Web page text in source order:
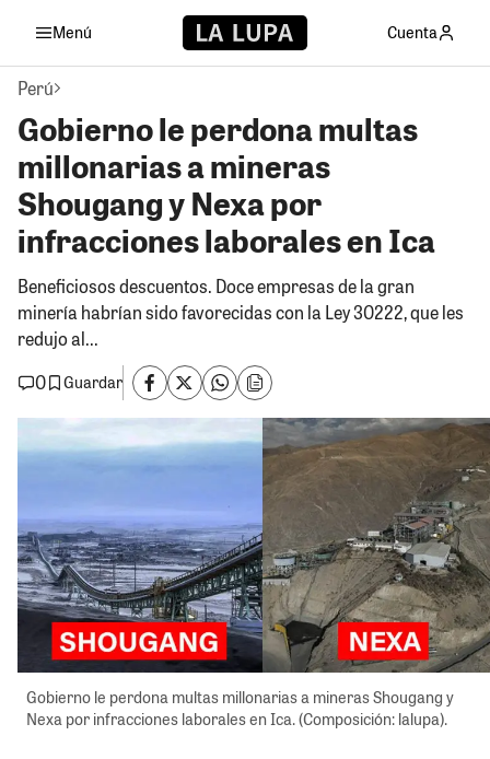
Menú Cuenta
Perú
Gobierno le perdona multas
millonarias a mineras
Shougang y Nexa por
infracciones laborales en Ica
Beneficiosos descuentos. Doce empresas de la gran
minería habrían sido favorecidas con la Ley 30222, que les
redujo al...
0
Guardar
Gobierno le perdona multas millonarias a mineras Shougang y
Nexa por infracciones laborales en Ica. (Composición: lalupa).